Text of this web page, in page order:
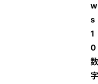
w
s
1
0
数
字